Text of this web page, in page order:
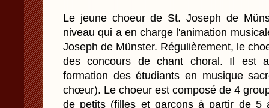
Le jeune choeur de St. Joseph de
niveau qui a en charge l'animation
Joseph de Münster. Régulièrement, le
des concours de chant choral. Il est
formation des étudiants en musique
chœur). Le choeur est composé de 4
de petits (filles et garçons à partir de 5